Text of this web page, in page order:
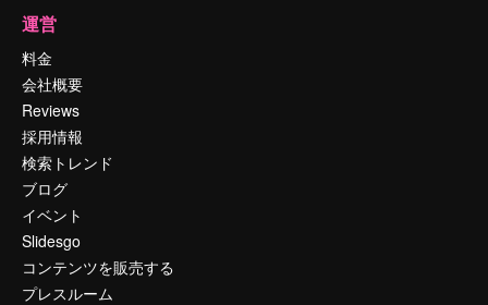
運営
料金
会社概要
Reviews
採用情報
検索トレンド
ブログ
イベント
Slidesgo
コンテンツを販売する
プレスルーム